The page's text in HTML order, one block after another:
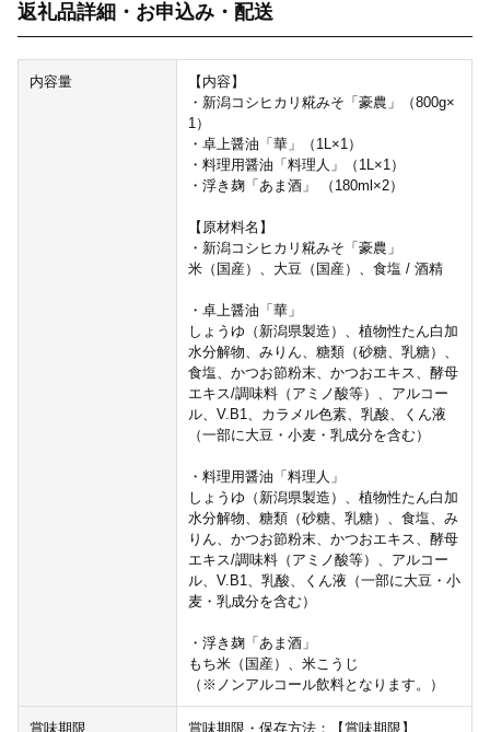
返礼品詳細・お申込み・配送
内容量
【内容】
・新潟コシヒカリ糀みそ「豪農」（800g×
1）
・卓上醤油「華」（1L×1）
・料理用醤油「料理人」（1L×1）
・浮き麹「あま酒」 （180ml×2）
【原材料名】
・新潟コシヒカリ糀みそ「豪農」
米（国産）、大豆（国産）、食塩 / 酒精
・卓上醤油「華」
しょうゆ（新潟県製造）、植物性たん白加
水分解物、みりん、糖類（砂糖、乳糖）、
食塩、かつお節粉末、かつおエキス、酵母
エキス/調味料（アミノ酸等）、アルコー
ル、V.B1、カラメル色素、乳酸、くん液
（一部に大豆・小麦・乳成分を含む）
・料理用醤油「料理人」
しょうゆ（新潟県製造）、植物性たん白加
水分解物、糖類（砂糖、乳糖）、食塩、み
りん、かつお節粉末、かつおエキス、酵母
エキス/調味料（アミノ酸等）、アルコー
ル、V.B1、乳酸、くん液（一部に大豆・小
麦・乳成分を含む）
・浮き麹「あま酒」
もち米（国産）、米こうじ
（※ノンアルコール飲料となります。）
賞味期限 賞味期限・保存方法：【賞味期限】